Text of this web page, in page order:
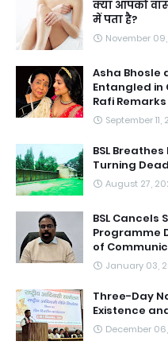
क्या आपको
में पता है?
November
Asha Bhosle
Entangled in
Rafi Remarks
September 11,
BSL
Turning
August 27,
BSL Cancels
Programme
of
January 03,
Three-Day
Existence
December